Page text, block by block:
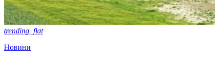
trending_flat
Новини